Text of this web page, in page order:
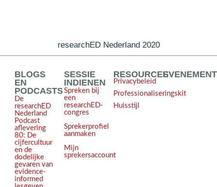
researchED Nederland 2020
BLOGS
EN
PODCASTS
De
researchED
Nederland
Podcast
aflevering
80: De
cijfercultuur
en de
dodelijke
gevaren van
evidence-
informed
SESSIE
INDIENEN
Spreken bij
een
researchED-
congres
Sprekerprofiel
aanmaken
Mijn
sprekersaccount
RESOURCES
Privacybeleid
Professionaliseringskit
Huisstijl